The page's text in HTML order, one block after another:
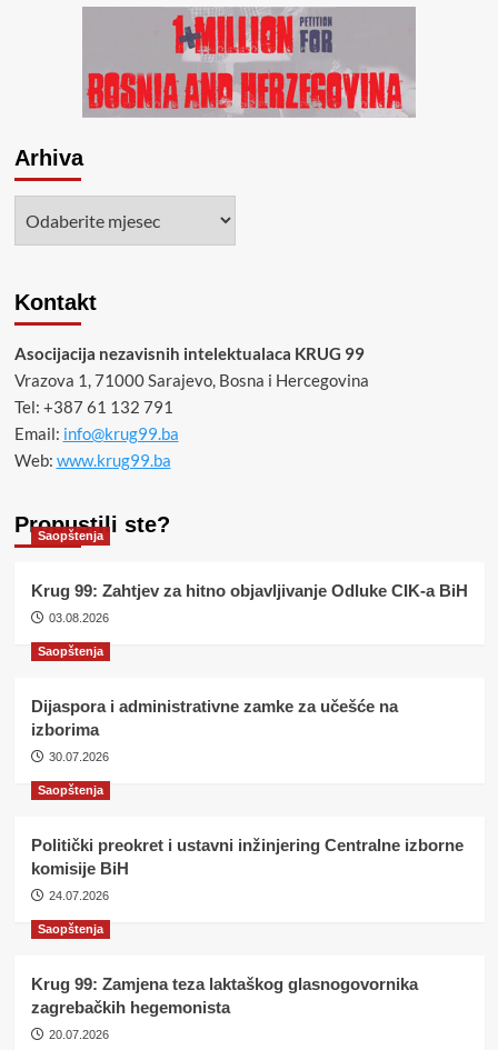
Arhiva
Kontakt
Asocijacija nezavisnih intelektualaca KRUG 99
Vrazova 1, 71000 Sarajevo, Bosna i Hercegovina
Tel: +387 61 132 791
Email: info@krug99.ba
Web: www.krug99.ba
Propustili ste?
Saopštenja
Krug 99: Zahtjev za hitno objavljivanje Odluke CIK-a BiH
03.08.2026
Saopštenja
Dijaspora i administrativne zamke za učešće na
izborima
30.07.2026
Saopštenja
Politički preokret i ustavni inžinjering Centralne izborne
komisije BiH
24.07.2026
Saopštenja
Krug 99: Zamjena teza laktaškog glasnogovornika
zagrebačkih hegemonista
20.07.2026